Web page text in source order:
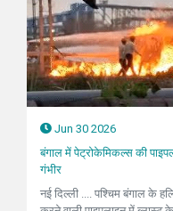
Jun 30 2026
बंगाल में पेट्रोकेमिकल्स की
गंभीर
नई दिल्ली .... पश्चिम बंगाल के